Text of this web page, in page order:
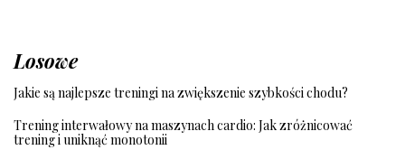
Losowe
Jakie są najlepsze treningi na zwiększenie szybkości chodu?
Trening interwałowy na maszynach cardio: Jak zróżnicować
trening i uniknąć monotonii